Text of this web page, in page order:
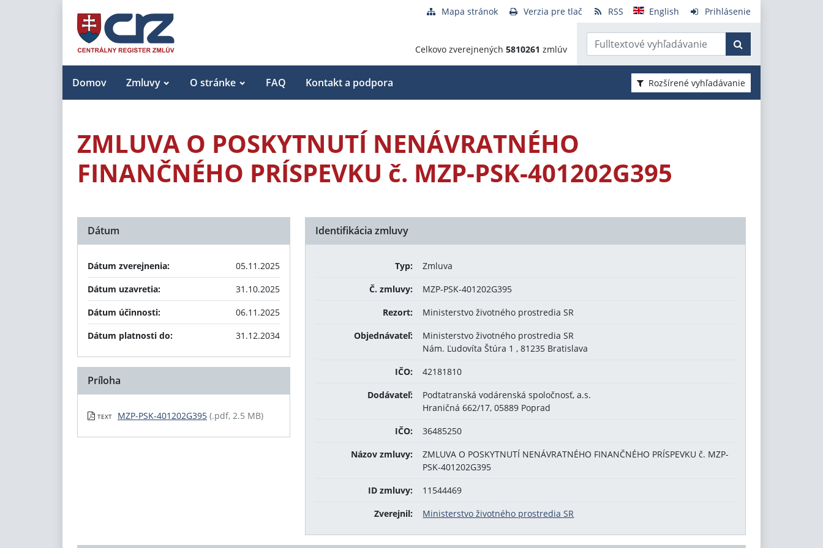
Mapa stránok Verzia pre tlač RSS English Prihlásenie
Celkovo zverejnených 5810261 zmlúv
Domov Zmluvy O stránke FAQ Kontakt a podpora Rozšírené vyhľadávanie
ZMLUVA O POSKYTNUTÍ NENÁVRATNÉHO
FINANČNÉHO PRÍSPEVKU č. MZP-PSK-401202G395
Identifikácia zmluvy
Typ:
Zmluva
Č. zmluvy:
MZP-PSK-401202G395
Rezort:
Ministerstvo životného prostredia SR
Objednávateľ:
Ministerstvo životného prostredia SR
Nám. Ľudovíta Štúra 1 , 81235 Bratislava
IČO:
42181810
Dodávateľ:
Podtatranská vodárenská spoločnosť, a.s.
Hraničná 662/17, 05889 Poprad
IČO:
36485250
Názov zmluvy:
ZMLUVA O POSKYTNUTÍ NENÁVRATNÉHO FINANČNÉHO PRÍSPEVKU č. MZP-
PSK-401202G395
ID zmluvy:
11544469
Zverejnil:
Ministerstvo životného prostredia SR
Dátum
Dátum zverejnenia:
05.11.2025
Dátum uzavretia:
31.10.2025
Dátum účinnosti:
06.11.2025
Dátum platnosti do:
31.12.2034
Príloha
TEXT MZP-PSK-401202G395 (.pdf, 2.5 MB)